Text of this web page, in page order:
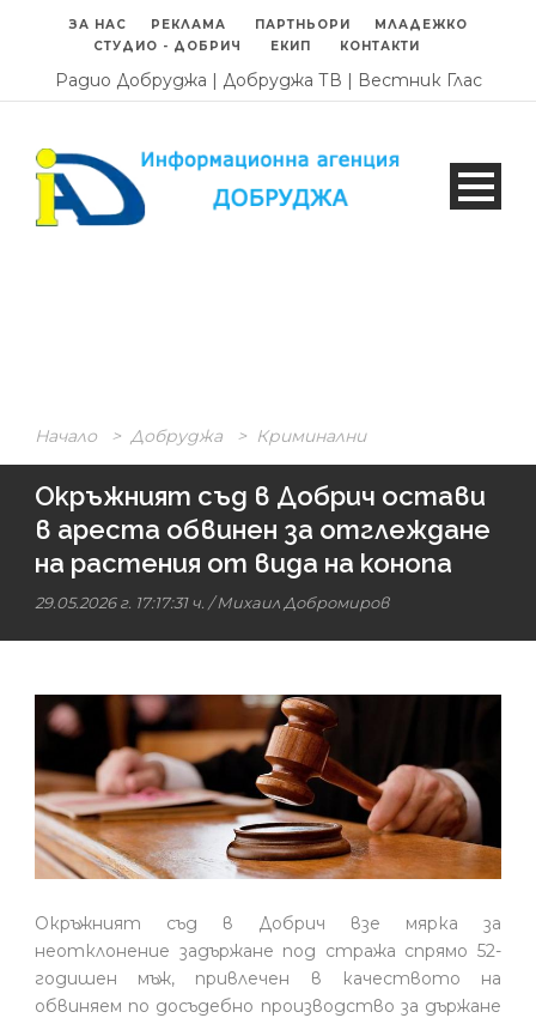
ЗА НАС РЕКЛАМА ПАРТНЬОРИ
МЛАДЕЖКО
СТУДИО - ДОБРИЧ
ЕКИП КОНТАКТИ
Радио Добруджа | Добруджа ТВ | Вестник Глас
Начало > Добруджа > Криминални
Окръжният съд в Добрич остави
в ареста обвинен за отглеждане
на растения от вида на конопа
29.05.2026 г. 17:17:31 ч. /Михаил Добромиров
Окръжният съд в Добрич взе мярка за
неотклонение задържане под стража спрямо 52-
годишен мъж, привлечен в качеството на
обвиняем по досъдебно производство за държане